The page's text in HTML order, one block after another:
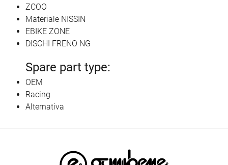
ZCOO
Materiale NISSIN
EBIKE ZONE
DISCHI FRENO NG
Spare part type:
OEM
Racing
Alternativa